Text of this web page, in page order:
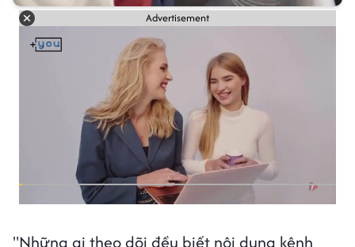
Advertisement
"Những ai theo dõi đều biết nội dung kênh